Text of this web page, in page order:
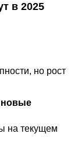
в 2025
но рост
новые
на текущем